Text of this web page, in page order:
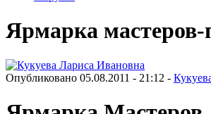
Ярмарка мастеров-
Опубликовано 05.08.2011 - 21:12 -